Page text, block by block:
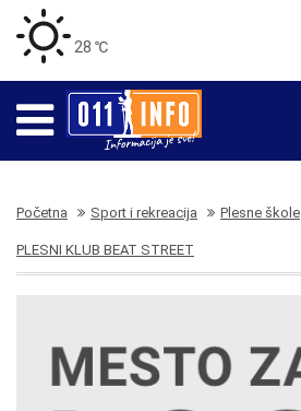
28 ℃
Početna Sport i rekreacija Plesne škole
PLESNI KLUB BEAT STREET